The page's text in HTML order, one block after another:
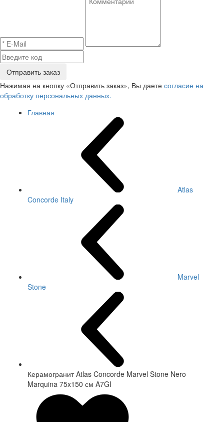
Отправить заказ
Нажимая на кнопку «Отправить заказ», Вы даете согласие на
обработку персональных данных.
Главная
Atlas
Concorde Italy
Marvel
Stone
Керамогранит Atlas Concorde Marvel Stone Nero
Marquina 75x150 см A7GI